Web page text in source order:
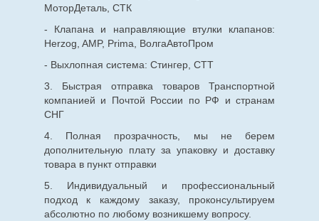
МоторДеталь, СТК
- Клапана и направляющие втулки клапанов:
Herzog, AMP, Prima, ВолгаАвтоПром
- Выхлопная система: Стингер, СТТ
3. Быстрая отправка товаров Транспортной
компанией и Почтой России по РФ и странам
СНГ
4. Полная прозрачность, мы не берем
дополнительную плату за упаковку и доставку
товара в пункт отправки
5. Индивидуальный и профессиональный
подход к каждому заказу, проконсультируем
абсолютно по любому возникшему вопросу.